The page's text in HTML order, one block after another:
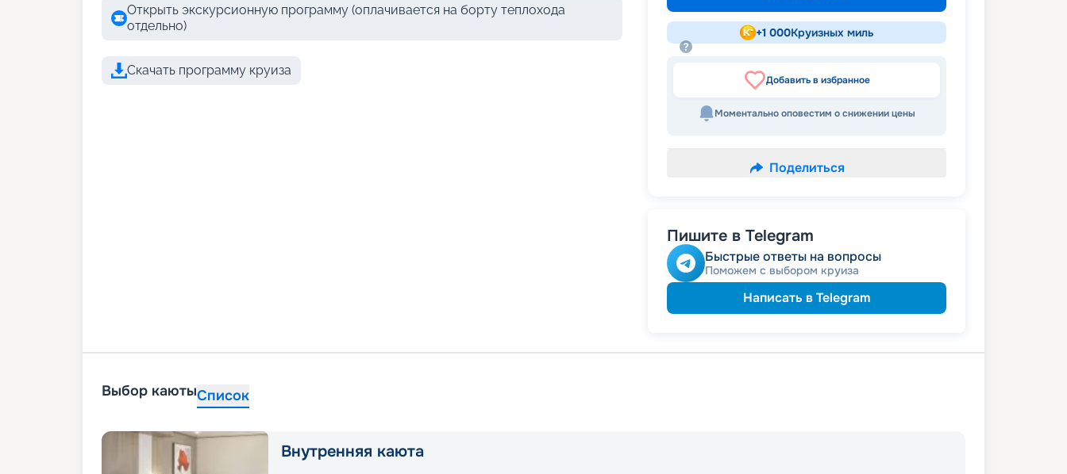
Открыть экскурсионную программу (оплачивается на борту теплохода
отдельно)
Скачать программу круиза
+1 000Круизных миль
Добавить в избранное
Моментально оповестим о снижении цены
Поделиться
Пишите в Telegram
Быстрые ответы на вопросы
Поможем с выбором круиза
Написать в Telegram
Выбор каютыСписок
Внутренняя каюта